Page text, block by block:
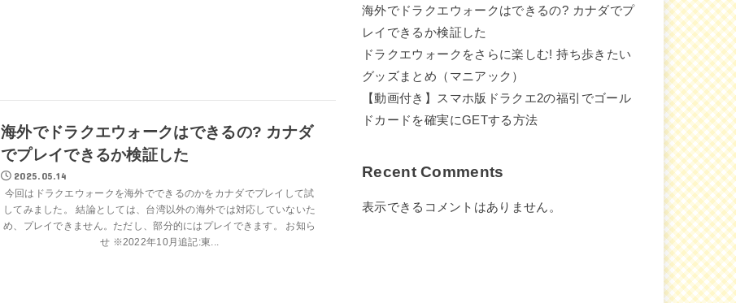
海外でドラクエウォークはできるの? カナダ
でプレイできるか検証した
2025.05.14
今回はドラクエウォークを海外でできるのかをカナダでプレイして試
してみました。 結論としては、台湾以外の海外では対応していないた
め、プレイできません。ただし、部分的にはプレイできます。 お知ら
せ ※2022年10月追記:東...
海外でドラクエウォークはできるの? カナダでプ
レイできるか検証した
ドラクエウォークをさらに楽しむ! 持ち歩きたい
グッズまとめ（マニアック）
【動画付き】スマホ版ドラクエ2の福引でゴール
ドカードを確実にGETする方法
Recent Comments
表示できるコメントはありません。